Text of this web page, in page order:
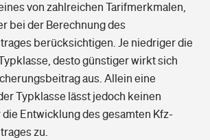
von zahlreichen Tarifmerkmalen,
bei der Berechnung des
berücksichtigen. Je niedriger die
desto günstiger wirkt sich
aus. Allein eine
Typklasse lässt jedoch keinen
Entwicklung des gesamten Kfz-
zu.